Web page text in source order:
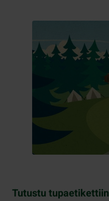
Tutustu tupaetikettiin